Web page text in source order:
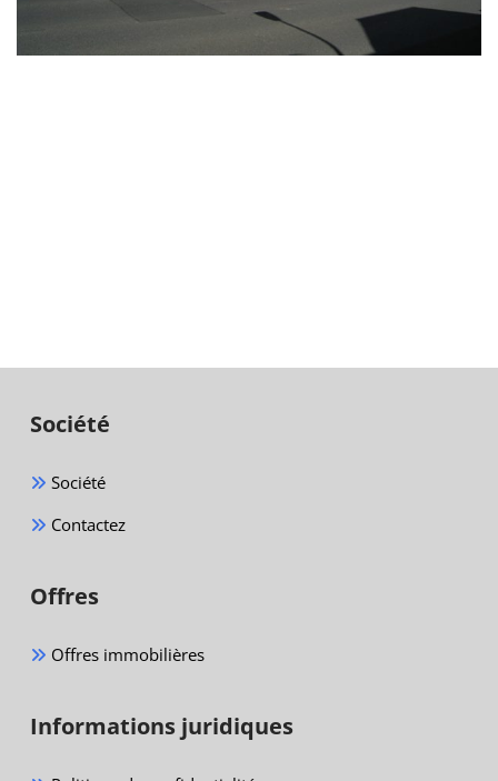
Société
Société
Contactez
Offres
Offres immobilières
Informations juridiques